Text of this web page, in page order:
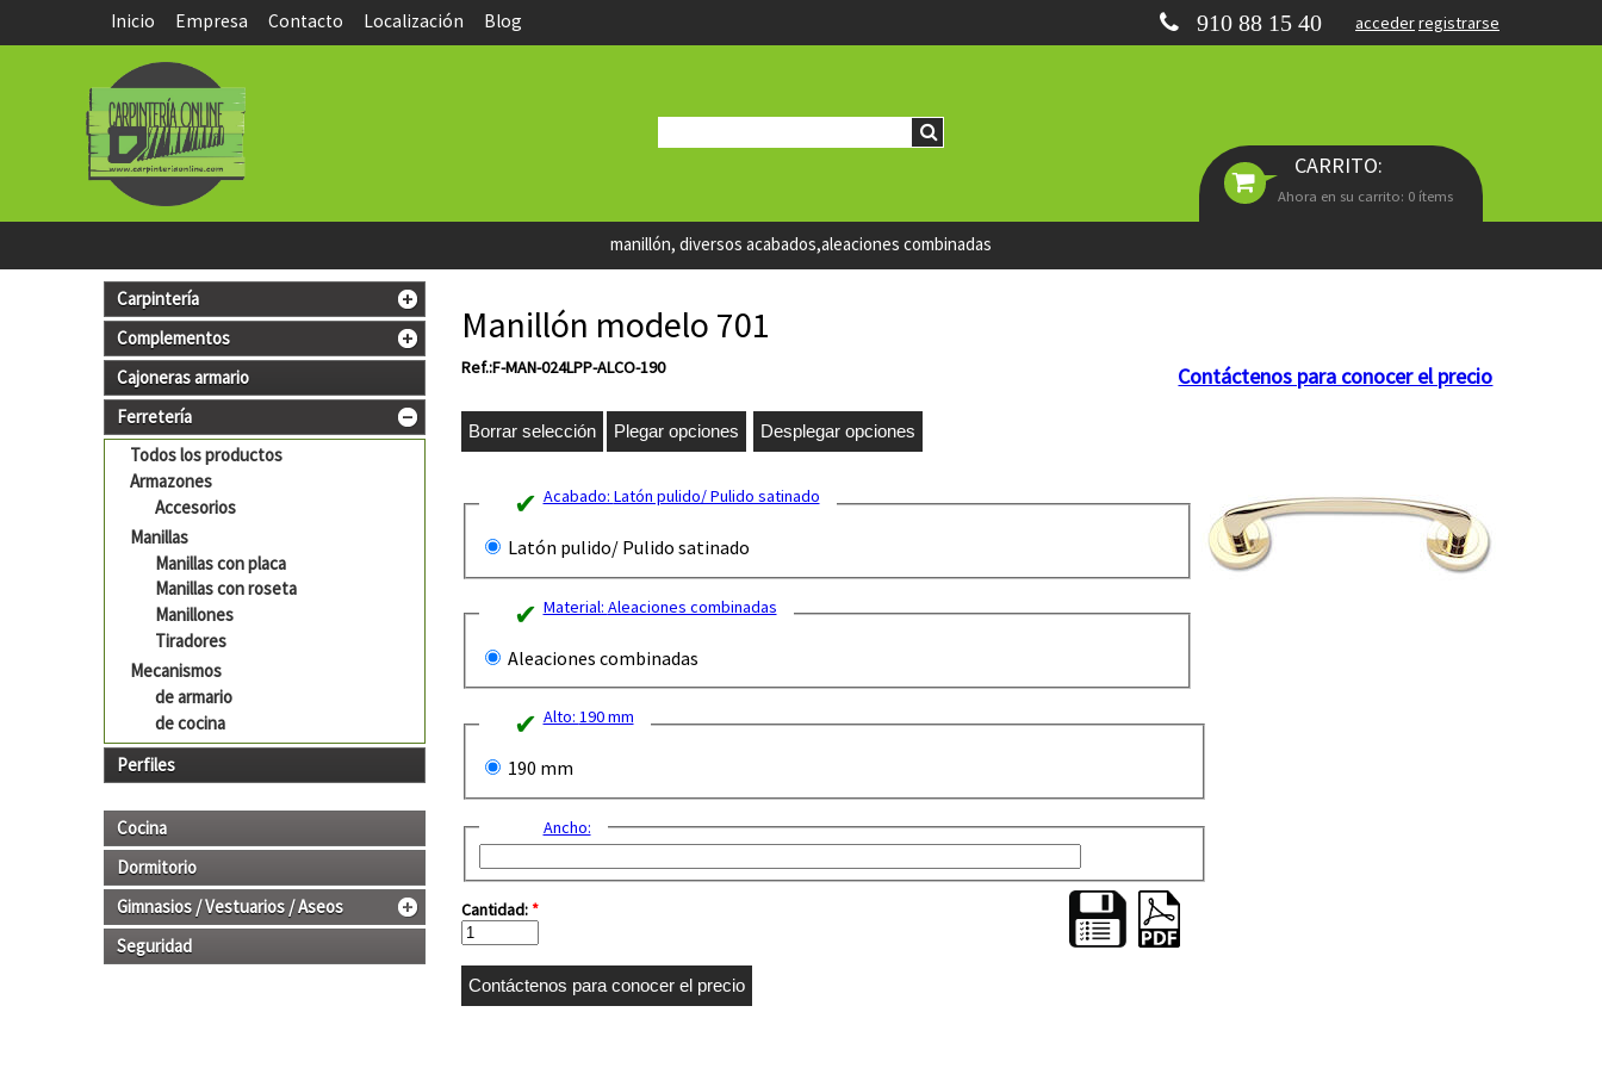
manillón, diversos acabados,aleaciones combinadas
Inicio Empresa Contacto Localización Blog accederregistrarse
910 88 15 40
CARRITO:
Ahora en su carrito: 0 ítems
Carpintería
Complementos
Cajoneras armario
Ferretería
Todos los productos
Armazones
Accesorios
Manillas
Manillas con placa
Manillas con roseta
Manillones
Tiradores
Mecanismos
de armario
de cocina
Perfiles
Cocina
Dormitorio
Gimnasios / Vestuarios / Aseos
Seguridad
Manillón modelo 701
Contáctenos para conocer el precio
Ref.:F-MAN-024LPP-ALCO-190
Acabado: Latón pulido/ Pulido satinado
Latón pulido/ Pulido satinado
Material: Aleaciones combinadas
Aleaciones combinadas
Alto: 190 mm
190 mm
Ancho:
Cantidad:*